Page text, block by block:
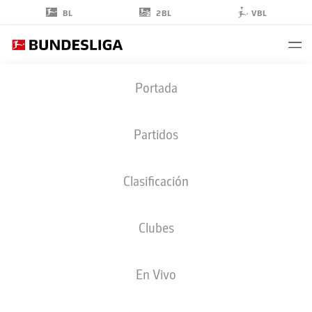
BL 2BL VBL
Portada
Partidos
Clasificación
Clubes
En Vivo